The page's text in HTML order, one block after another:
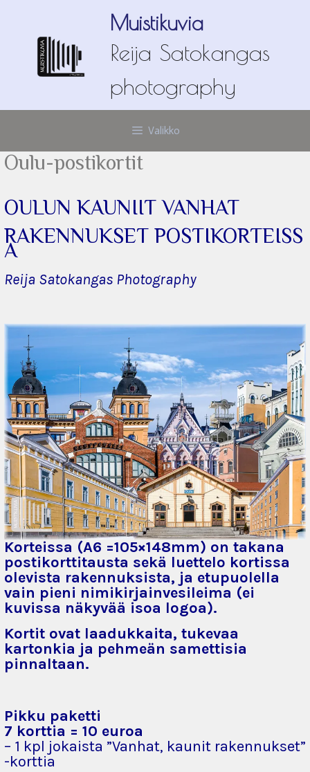
Muistikuvia
Reija Satokangas
photography
Valikko
Oulu-postikortit
OULUN KAUNIITVANHAT
RAKENNUKSET POSTIKORTEISS
A
Reija Satokangas Photography
​Korteissa (A6 =105×148mm) on takana
postikorttitausta sekä luettelo kortissa
olevista rakennuksista, ja etupuolella
vain pieni nimikirjainvesileima (ei
kuvissa näkyvää isoa logoa).
Kortit ovat laadukkaita, tukevaa
kartonkia ja pehmeän samettisia
pinnaltaan.
Pikku paketti
7 korttia = 10 euroa
– 1 kpl jokaista ”Vanhat, kaunit rakennukset”
-korttia